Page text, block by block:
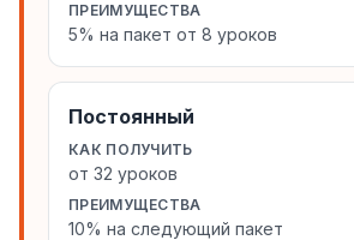
ПРЕИМУЩЕСТВА
5% на пакет от 8 уроков
Постоянный
КАК ПОЛУЧИТЬ
от 32 уроков
ПРЕИМУЩЕСТВА
10% на следующий пакет